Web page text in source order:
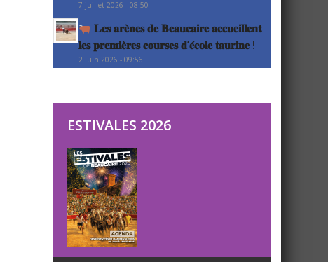
7 juillet 2026 - 08:50
𝐋𝐞𝐬 𝐚𝐫𝐞̀𝐧𝐞𝐬 𝐝𝐞 𝐁𝐞𝐚𝐮𝐜𝐚𝐢𝐫𝐞 𝐚𝐜𝐜𝐮𝐞𝐢𝐥𝐥𝐞𝐧𝐭
𝐥𝐞𝐬 𝐩𝐫𝐞𝐦𝐢𝐞̀𝐫𝐞𝐬 𝐜𝐨𝐮𝐫𝐬𝐞𝐬 𝐝’𝐞́𝐜𝐨𝐥𝐞 𝐭𝐚𝐮𝐫𝐢𝐧𝐞 !
2 juin 2026 - 09:56
ESTIVALES 2026